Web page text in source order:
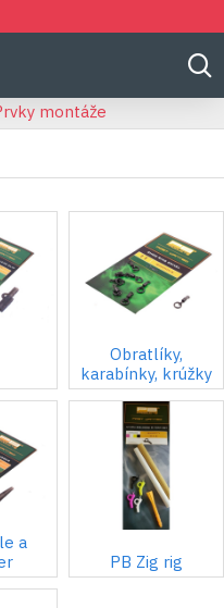
montáže
Obratlíky,
karabínky, krúžky
a
PB Zig rig